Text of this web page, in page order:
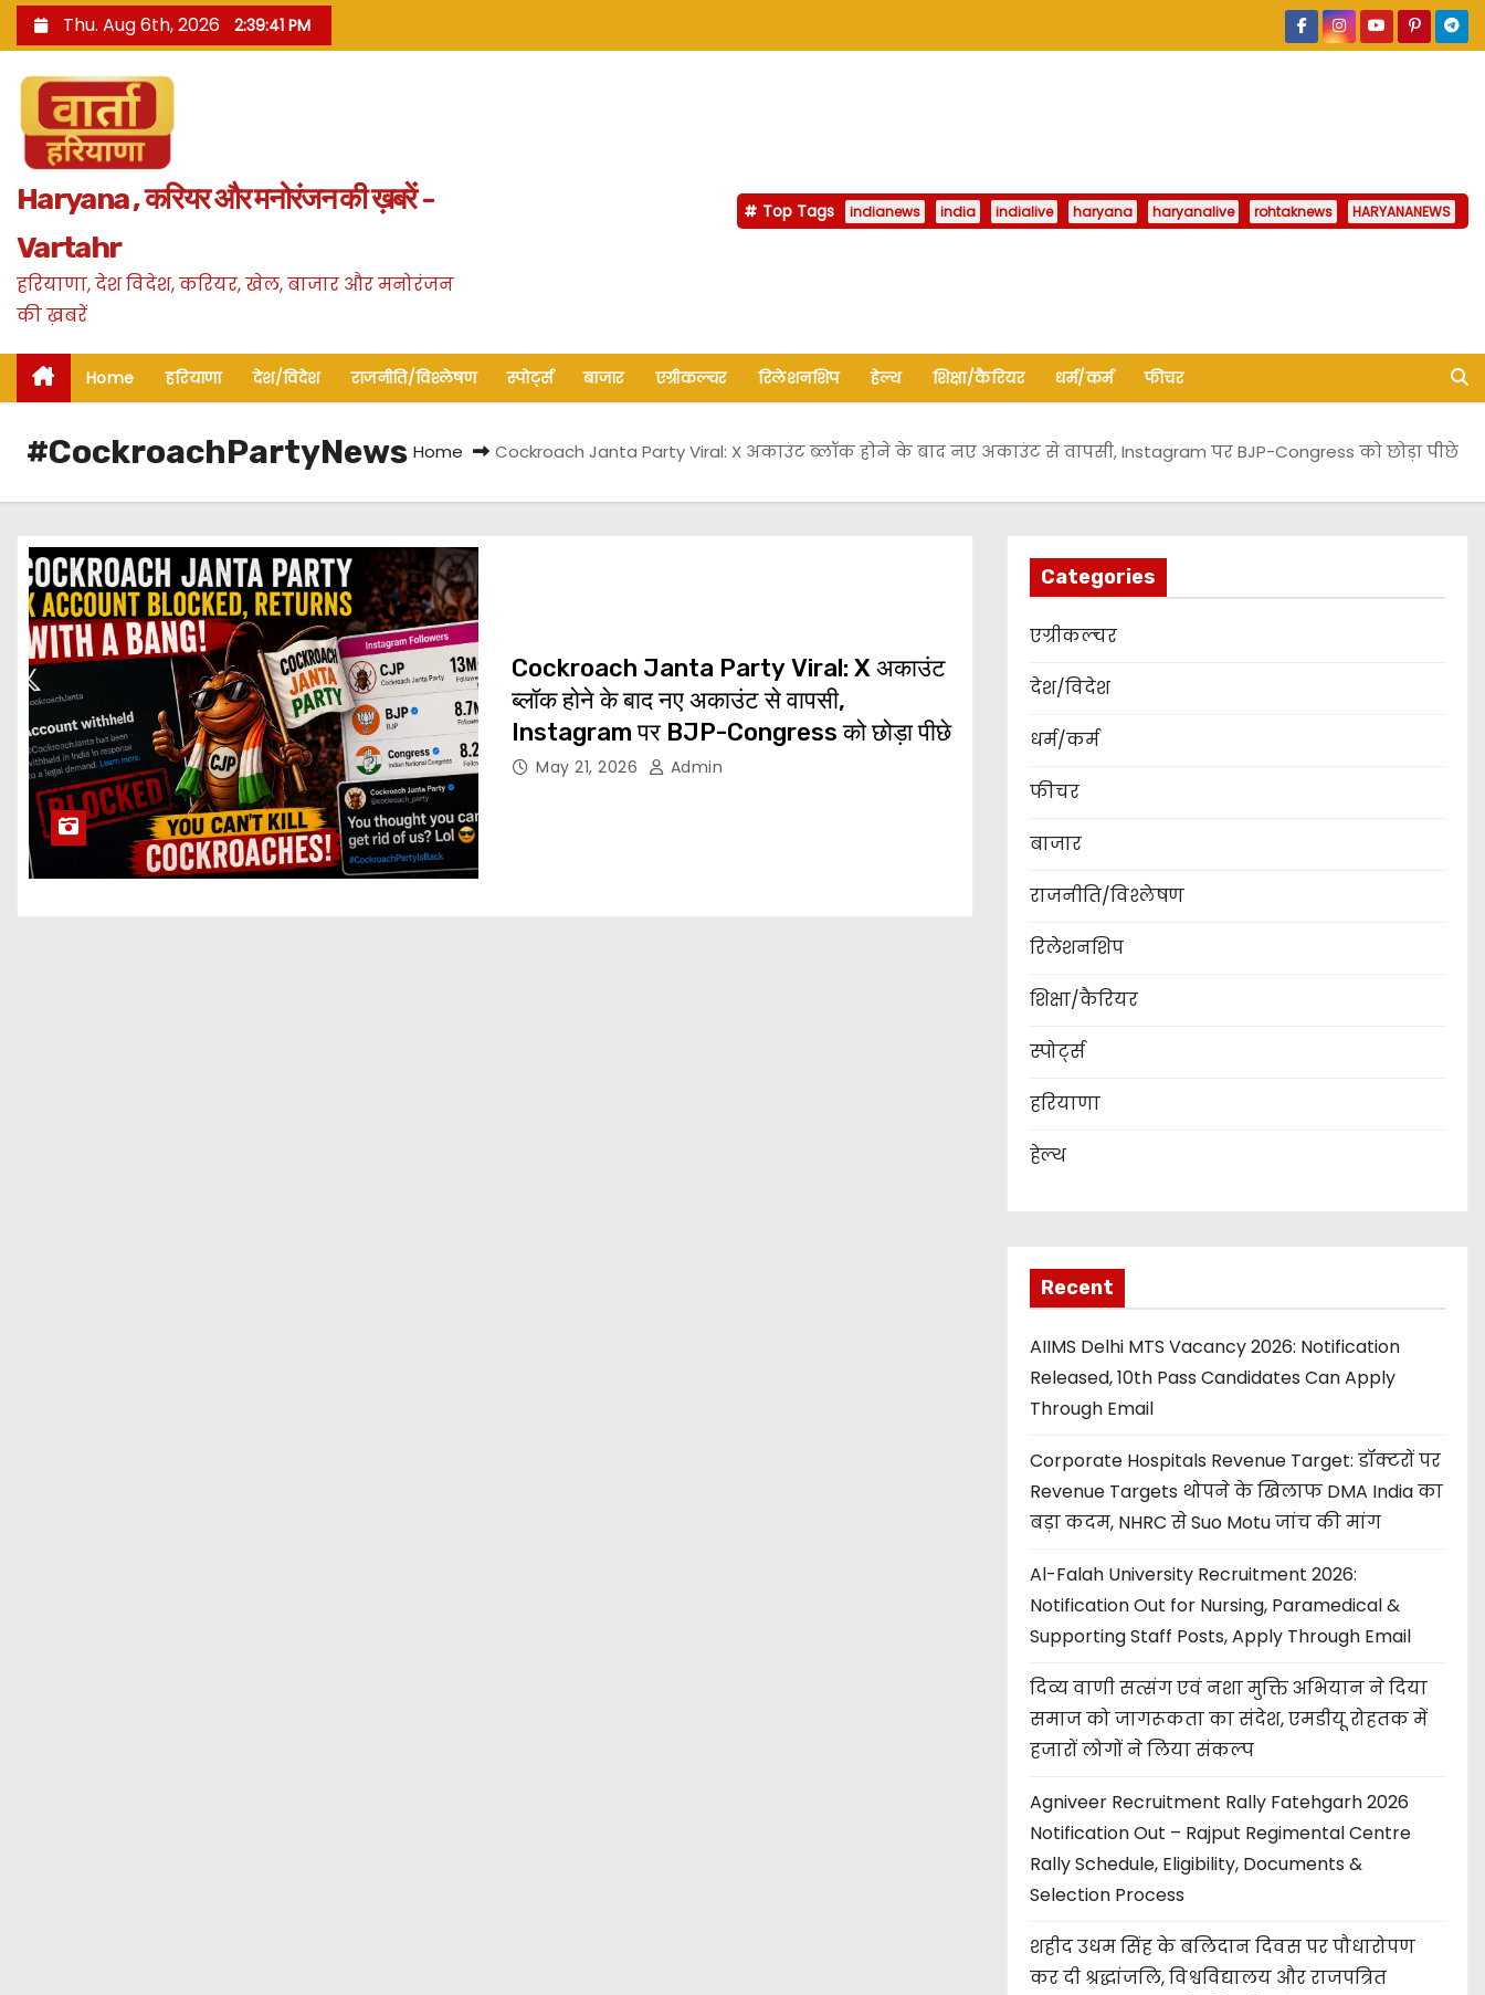
k
n
Thu. Aug 6th, 2026 2:39:41 PM
Haryana , करियर और मनोरंजन की ख़बरें -
Vartahr
हरियाणा, देश विदेश, करियर, खेल, बाजार और मनोरंजन
की ख़बरें
Top Tags indianews india indialive haryana haryanalive rohtaknews HARYANANEWS
Home हरियाणा देश/विदेश राजनीति/विश्लेषण स्पोर्ट्स बाजार एग्रीकल्चर रिलेशनशिप हेल्थ शिक्षा/कैरियर धर्म/कर्म फीचर
#CockroachPartyNews Home Cockroach Janta Party Viral: X अकाउंट ब्लॉक होने के बाद नए अकाउंट से वापसी, Instagram पर BJP-Congress को छोड़ा पीछे
Cockroach Janta Party Viral: X अकाउंट
ब्लॉक होने के बाद नए अकाउंट से वापसी,
Instagram पर BJP-Congress को छोड़ा पीछे
May 21, 2026 Admin
Categories
एग्रीकल्चर
देश/विदेश
धर्म/कर्म
फीचर
बाजार
राजनीति/विश्लेषण
रिलेशनशिप
शिक्षा/कैरियर
स्पोर्ट्स
हरियाणा
हेल्थ
Recent
AIIMS Delhi MTS Vacancy 2026: Notification
Released, 10th Pass Candidates Can Apply
Through Email
Corporate Hospitals Revenue Target: डॉक्टरों पर
Revenue Targets थोपने के खिलाफ DMA India का
बड़ा कदम, NHRC से Suo Motu जांच की मांग
Al-Falah University Recruitment 2026:
Notification Out for Nursing, Paramedical &
Supporting Staff Posts, Apply Through Email
दिव्य वाणी सत्संग एवं नशा मुक्ति अभियान ने दिया
समाज को जागरूकता का संदेश, एमडीयू रोहतक में
हजारों लोगों ने लिया संकल्प
Agniveer Recruitment Rally Fatehgarh 2026
Notification Out – Rajput Regimental Centre
Rally Schedule, Eligibility, Documents &
Selection Process
शहीद उधम सिंह के बलिदान दिवस पर पौधारोपण
कर दी श्रद्धांजलि, विश्वविद्यालय और राजपत्रित